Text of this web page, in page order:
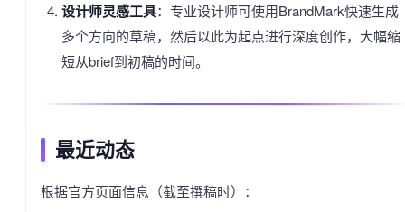
设计师灵感工具：专业设计师可使用BrandMark快速生成
多个方向的草稿，然后以此为起点进行深度创作，大幅缩
短从brief到初稿的时间。
最近动态
根据官方页面信息（截至撰稿时）：